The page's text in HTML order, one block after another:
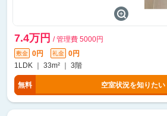
7.4万円 / 管理費 5000円
敷金 0円 礼金
0円
1LDK ｜ 33m² ｜ 3階
無料 空室状況を知りたい